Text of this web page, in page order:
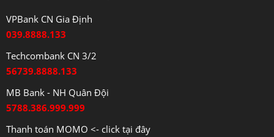
VPBank CN Gia Định
039.8888.133
Techcombank CN 3/2
56739.8888.133
MB Bank - NH Quân Đội
5788.386.999.999
Thanh toán MOMO <- click tại đây